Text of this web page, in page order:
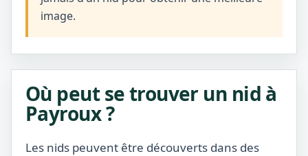
image.
Où peut se trouver un nid à
Payroux ?
Les nids peuvent être découverts dans des